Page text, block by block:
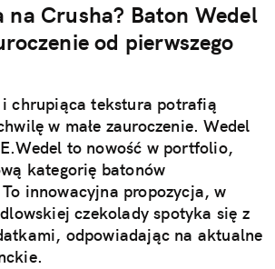
na Crusha? Baton Wedel
od pierwszego
chrupiąca tekstura potrafią
w małe zauroczenie. Wedel
to nowość w portfolio,
kategorię batonów
innowacyjna propozycja, w
czekolady spotyka się z
odpowiadając na aktualne